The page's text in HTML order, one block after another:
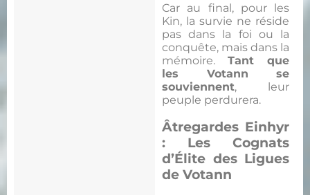
Car au final, pour les
Kin, la survie ne réside
pas dans la foi ou la
conquête, mais dans la
mémoire. Tant que
les Votann se
souviennent, leur
peuple perdurera.
Âtregardes Einhyr
: Les Cognats
d’Élite des Ligues
de Votann